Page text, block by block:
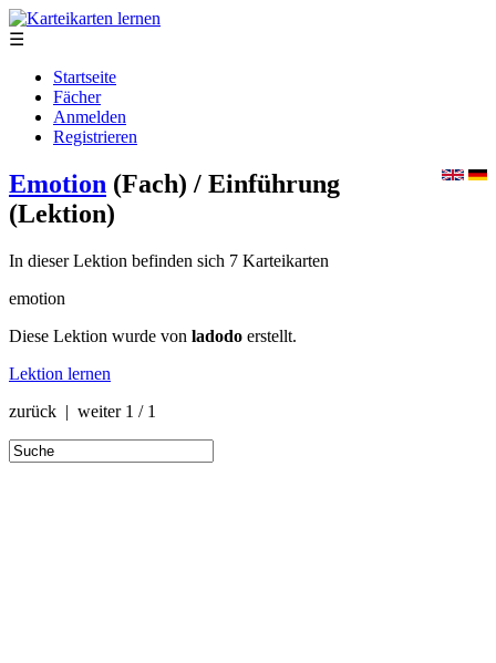
☰
Startseite
Fächer
Anmelden
Registrieren
Emotion (Fach) / Einführung
(Lektion)
In dieser Lektion befinden sich 7 Karteikarten
emotion
Diese Lektion wurde von ladodo erstellt.
Lektion lernen
zurück | weiter 1 / 1